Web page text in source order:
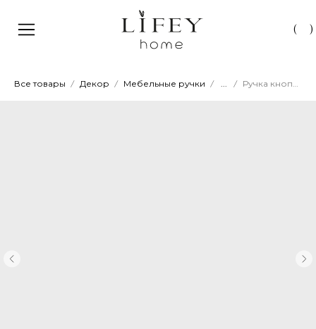
( )
Все товары Декор Мебельные ручки ... Ручка кнопка 031